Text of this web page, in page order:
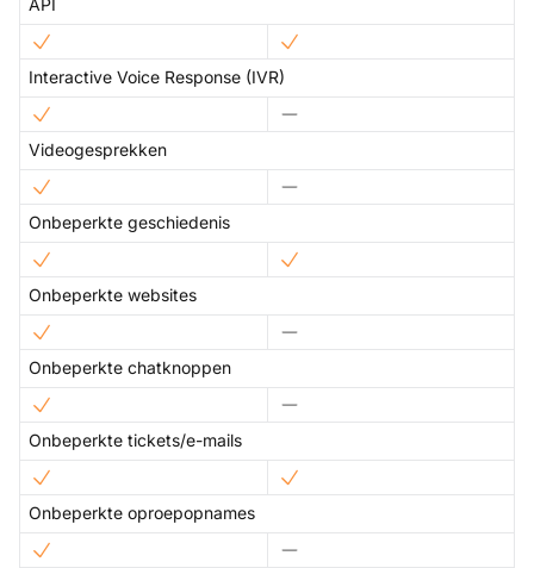
API
Interactive Voice Response (IVR)
Videogesprekken
Onbeperkte geschiedenis
Onbeperkte websites
Onbeperkte chatknoppen
Onbeperkte tickets/e-mails
Onbeperkte oproepopnames